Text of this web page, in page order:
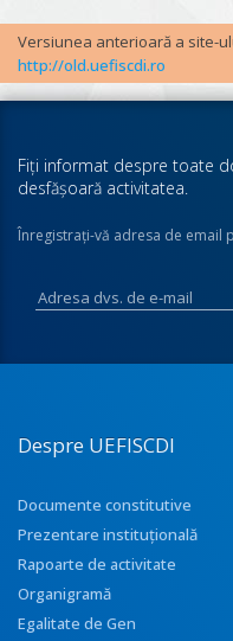
Versiunea anterioară a site-
http://old.uefiscdi.ro
Fiţi informat despre toate
desfăşoară activitatea.
Înregistraţi-vă adresa de email
Despre UEFISCDI
Documente constitutive
Prezentare instituţională
Rapoarte de activitate
Organigramă
Egalitate de Gen